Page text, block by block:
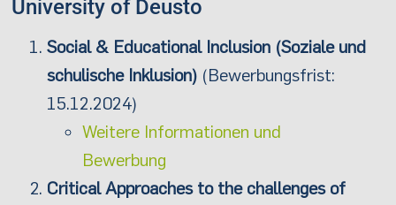
University of Deusto
Social & Educational Inclusion (Soziale und
schulische Inklusion) (Bewerbungsfrist:
15.12.2024)
Weitere Informationen und
Bewerbung
Critical Approaches to the challenges of